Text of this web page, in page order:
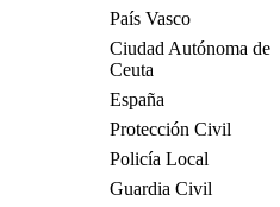
País Vasco
Ciudad Autónoma de
Ceuta
España
Protección Civil
Policía Local
Guardia Civil